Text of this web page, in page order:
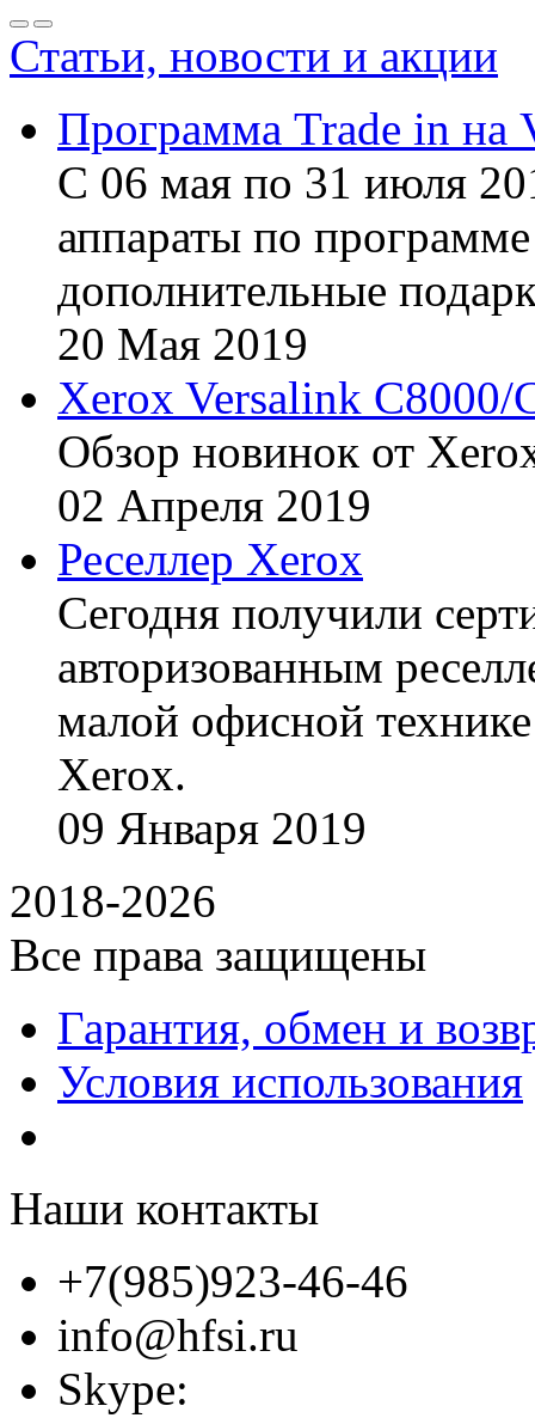
Статьи, новости и акции
Программа Trade in на
С 06 мая по 31 июля
аппараты по
дополнительные
20 Мая 2019
Xerox Versalink C8000/
Обзор новинок от
02 Апреля 2019
Реселлер Xerox
Сегодня получили
авторизованным
малой офисной
Xerox.
09 Января 2019
2018-2026
Все права защищены
Гарантия, обмен и
Условия использования
Наши контакты
+7(985)923-46-46
info@hfsi.ru
Skype: